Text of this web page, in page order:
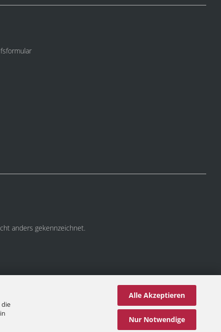
die
Alle Akzeptieren
Nur Notwendige
anders gekennzeichnet.